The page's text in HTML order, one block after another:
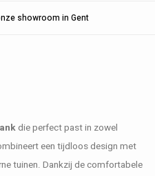
showroom in Gent
die perfect past in zowel
een tijdloos design met
tuinen. Dankzij de comfortabele